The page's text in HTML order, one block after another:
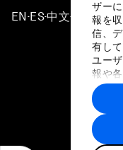
ザー
報を
信、
有し
ユー
報や
に収
トナ
す。
Towards Better
Pioneering the
A New Era for
EN ▪ES▪中文▪ 日本語
プライ